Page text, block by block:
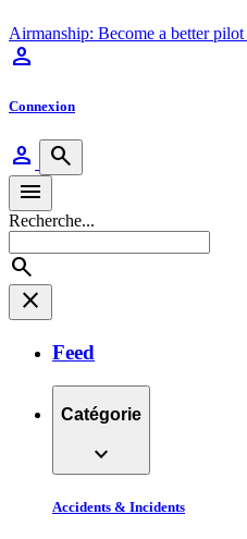
Airmanship: Become a better pilot
person
Connexion
person
search
menu
Recherche...
search
close
Feed
Catégorie
expand_more
Accidents & Incidents